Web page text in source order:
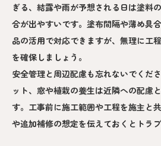
ぎる、結露や雨が予想される日は塗料
合が出やすいです。塗布間隔や薄め具
品の活用で対応できますが、無理に工
を確保しましょう。
安全管理と周辺配慮も忘れないでくだ
ット、窓や植栽の養生は近隣への配慮
す。工事前に施工範囲や工程を施主と
や追加補修の想定を伝えておくとトラブ